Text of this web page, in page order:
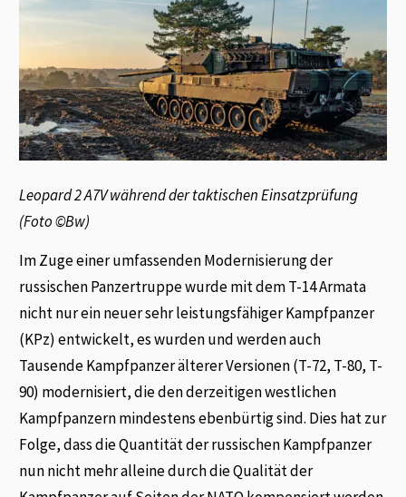
Leopard 2 A7V während der taktischen Einsatzprüfung
(Foto ©Bw)
Im Zuge einer umfassenden Modernisierung der
russischen Panzertruppe wurde mit dem T-14 Armata
nicht nur ein neuer sehr leistungsfähiger Kampfpanzer
(KPz) entwickelt, es wurden und werden auch
Tausende Kampfpanzer älterer Versionen (T-72, T-80, T-
90) modernisiert, die den derzeitigen westlichen
Kampfpanzern mindestens ebenbürtig sind. Dies hat zur
Folge, dass die Quantität der russischen Kampfpanzer
nun nicht mehr alleine durch die Qualität der